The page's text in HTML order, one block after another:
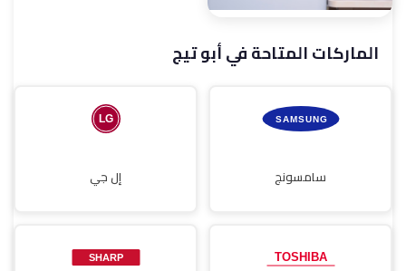
صيانة مجففات
الماركات المتاحة في أبو تيج
سامسونج إل جي